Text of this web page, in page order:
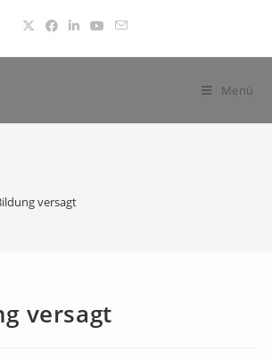
Menü
versagt
versagt